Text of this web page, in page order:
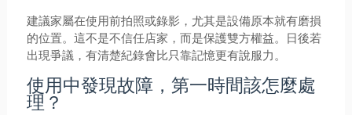
建議家屬在使用前拍照或錄影，尤其是設備原本就有磨損
的位置。這不是不信任店家，而是保護雙方權益。日後若
出現爭議，有清楚紀錄會比只靠記憶更有說服力。
使用中發現故障，第一時間該怎麼處
理？